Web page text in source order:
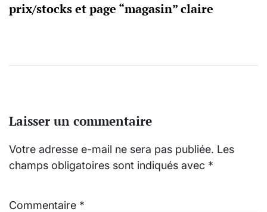
prix/stocks et page “magasin” claire
Laisser un commentaire
Votre adresse e-mail ne sera pas publiée. Les
champs obligatoires sont indiqués avec *
Commentaire *